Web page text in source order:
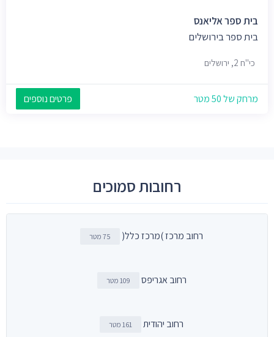
בית ספר אליאנס
בית ספר בירושלים
כי"ח 2, ירושלים
מרחק של 50 מטר פרטים נוספים
רחובות סמוכים
רחוב מרכז )מרכז כלל( 75 מטר
רחוב אגריפס 109 מטר
רחוב יהודית 161 מטר